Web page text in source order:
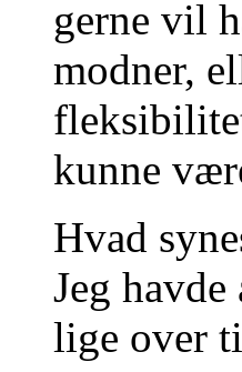
gerne vil
modner,
kunne
Hvad
Jeg
lige over